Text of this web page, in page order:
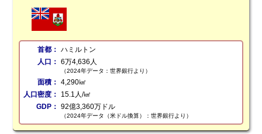
首都： ハミルトン
人口： 6万4,636人
（2024年データ：世界銀行より）
面積： 4,290㎢
人口密度：
15.1人/㎢
GDP： 92億3,360万ドル
（2024年データ（米ドル換算）：世界銀行より）